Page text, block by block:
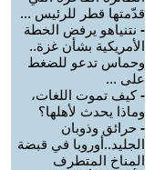
قدّمتها قطر للرئيس ...
- نتنياهو يرفض الخطة
الأمريكية بشأن غزة..
وحماس تدعو للضغط
على ...
-كيف تموت اللغات،
وماذا يحدث لأهلها؟
- حرائق وذوبان
الجليد..أوروبا في قبضة
المناخ المتطرف